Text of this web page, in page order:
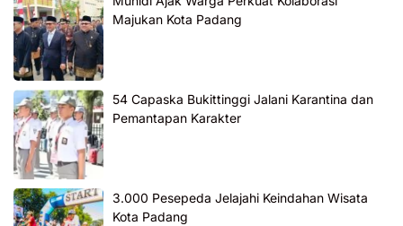
Majukan Kota Padang
54 Capaska Bukittinggi Jalani Karantina dan
Pemantapan Karakter
3.000 Pesepeda Jelajahi Keindahan Wisata
Kota Padang